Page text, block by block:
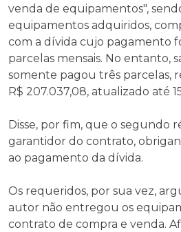
venda de equipamentos",
equipamentos adquiridos,
com a dívida cujo pagamento
parcelas mensais. No entanto,
somente pagou três parcelas,
R$ 207.037,08, atualizado até
Disse, por fim, que o segundo
garantidor do contrato,
ao pagamento da dívida.
Os requeridos, por sua vez,
autor não entregou os
contrato de compra e venda.